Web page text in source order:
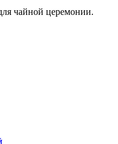
чайной церемонии.